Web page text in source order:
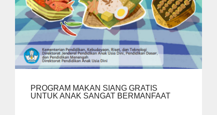
PROGRAM MAKAN SIANG GRATIS
UNTUK ANAK SANGAT BERMANFAAT